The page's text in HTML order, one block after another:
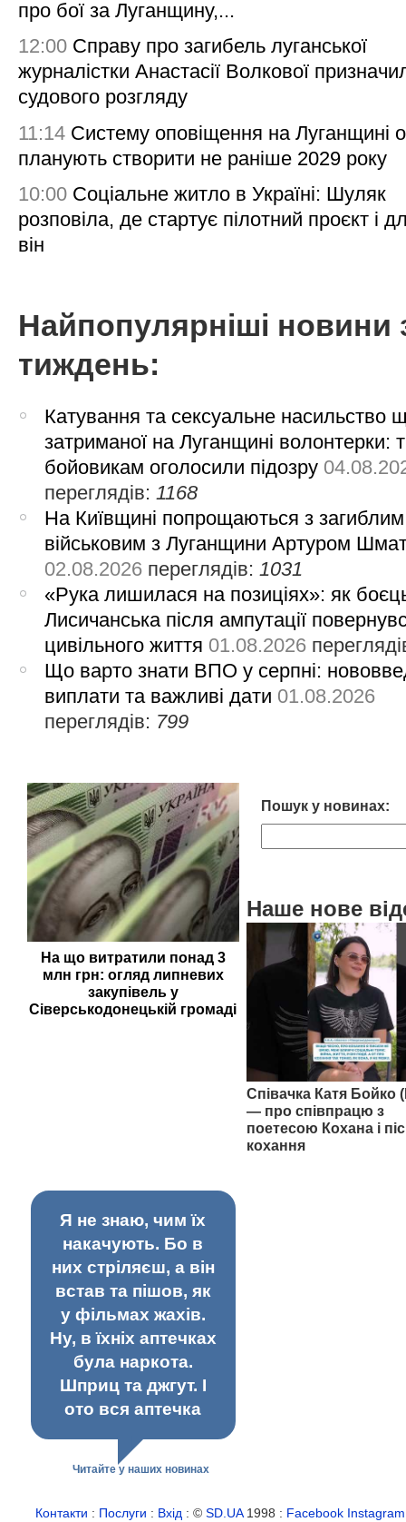
про бої за Луганщину,...
12:00 Справу про загибель луганської
журналістки Анастасії Волкової
судового розгляду
11:14 Систему оповіщення на Луганщині
планують створити не раніше 2029 року
10:00 Соціальне житло в Україні: Шуляк
розповіла, де стартує пілотний проєкт і
він
Найпопулярніші новини
тиждень:
Катування та сексуальне насильство
затриманої на Луганщині волонтерки:
бойовикам оголосили підозру
переглядів: 1168
На Київщині попрощаються з загиблим
військовим з Луганщини Артуром
02.08.2026 переглядів: 1031
«Рука лишилася на позиціях»: як
Лисичанська після ампутації
цивільного життя 01.08.2026
Що варто знати ВПО у серпні:
виплати та важливі дати 01.08.2026
переглядів: 799
На що витратили понад 3
млн грн: огляд липневих
закупівель у
Сіверськодонецькій громаді
Пошук у новинах:
Наше нове
Співачка Катя Бойко
— про співпрацю з
поетесою Кохана і
кохання
Я не знаю, чим їх
накачують. Бо в
них стріляєш, а він
встав та пішов, як
у фільмах жахів.
Ну, в їхніх аптечках
була наркота.
Шприц та джгут. І
ото вся аптечка
Читайте у наших новинах
Контакти : Послуги : Вхід : ©SD.UA1998 : Facebook Instagram